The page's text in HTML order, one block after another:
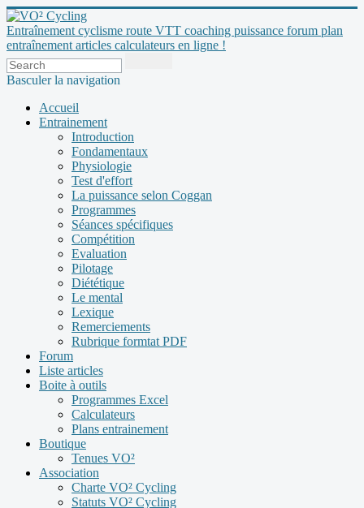
Entraînement cyclisme route VTT coaching puissance forum plan
entraînement articles calculateurs en ligne !
Basculer la navigation
Accueil
Entrainement
Introduction
Fondamentaux
Physiologie
Test d'effort
La puissance selon Coggan
Programmes
Séances spécifiques
Compétition
Evaluation
Pilotage
Diététique
Le mental
Lexique
Remerciements
Rubrique formtat PDF
Forum
Liste articles
Boite à outils
Programmes Excel
Calculateurs
Plans entrainement
Boutique
Tenues VO²
Association
Charte VO² Cycling
Statuts VO² Cycling